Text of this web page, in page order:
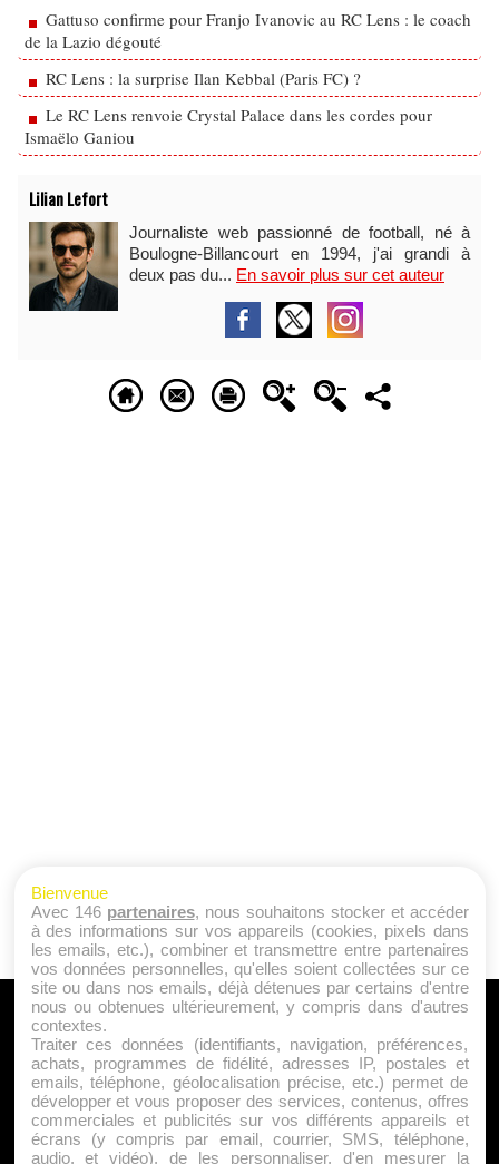
Gattuso confirme pour Franjo Ivanovic au RC Lens : le coach
de la Lazio dégouté
RC Lens : la surprise Ilan Kebbal (Paris FC) ?
Le RC Lens renvoie Crystal Palace dans les cordes pour
Ismaëlo Ganiou
Lilian Lefort
Journaliste web passionné de football, né à
Boulogne-Billancourt en 1994, j'ai grandi à
deux pas du... En savoir plus sur cet auteur
A PROPOS
Qui sommes nous ?
Mentions Légales
Publicité
Politique de Cookies
Bienvenue
Avec 146 partenaires, nous souhaitons stocker et accéder
à des informations sur vos appareils (cookies, pixels dans
les emails, etc.), combiner et transmettre entre partenaires
vos données personnelles, qu'elles soient collectées sur ce
site ou dans nos emails, déjà détenues par certains d'entre
nous ou obtenues ultérieurement, y compris dans d'autres
contextes.
Traiter ces données (identifiants, navigation, préférences,
achats, programmes de fidélité, adresses IP, postales et
emails, téléphone, géolocalisation précise, etc.) permet de
développer et vous proposer des services, contenus, offres
commerciales et publicités sur vos différents appareils et
écrans (y compris par email, courrier, SMS, téléphone,
audio, et vidéo), de les personnaliser, d'en mesurer la